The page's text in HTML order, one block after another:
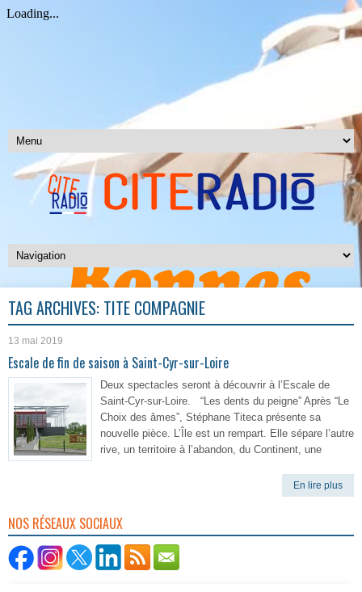
TAG ARCHIVES: TITE COMPAGNIE
13 mai 2019
Escale de fin de saison à Saint-Cyr-sur-Loire
Deux spectacles seront à découvrir à l’Escale de
Saint-Cyr-sur-Loire. “Les dents du peigne” Après “Le
Choix des âmes”, Stéphane Titeca présente sa
nouvelle pièce. L’Île est un rempart. Elle sépare l’autre
rive, un territoire à l’abandon, du Continent, une
En lire plus
NOS RÉSEAUX SOCIAUX